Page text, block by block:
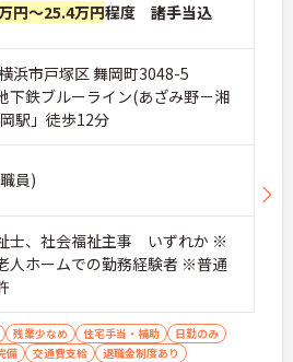
円～25.4万円程度 諸手当込
浜市戸塚区 舞岡町3048-5
下鉄ブルーライン(あざみ野－湘
駅」徒歩12分
員)
士、社会福祉主事 いずれか ※
人ホームでの勤務経験者 ※普通
残業少なめ 住宅手当・補助
日勤のみ
備 交通費支給 退職金制度あり